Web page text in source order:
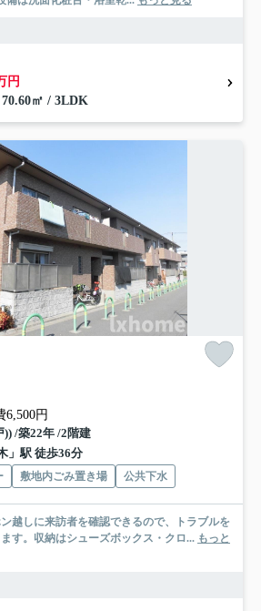
円
㎡ / 3LDK
6,500円
)) /築22年 /2階建
」駅 徒歩36分
敷地内ごみ置き場 公共下水
越しに来訪者を確認できるので、トラブルを
す。収納はシューズボックス・クロ... もっと